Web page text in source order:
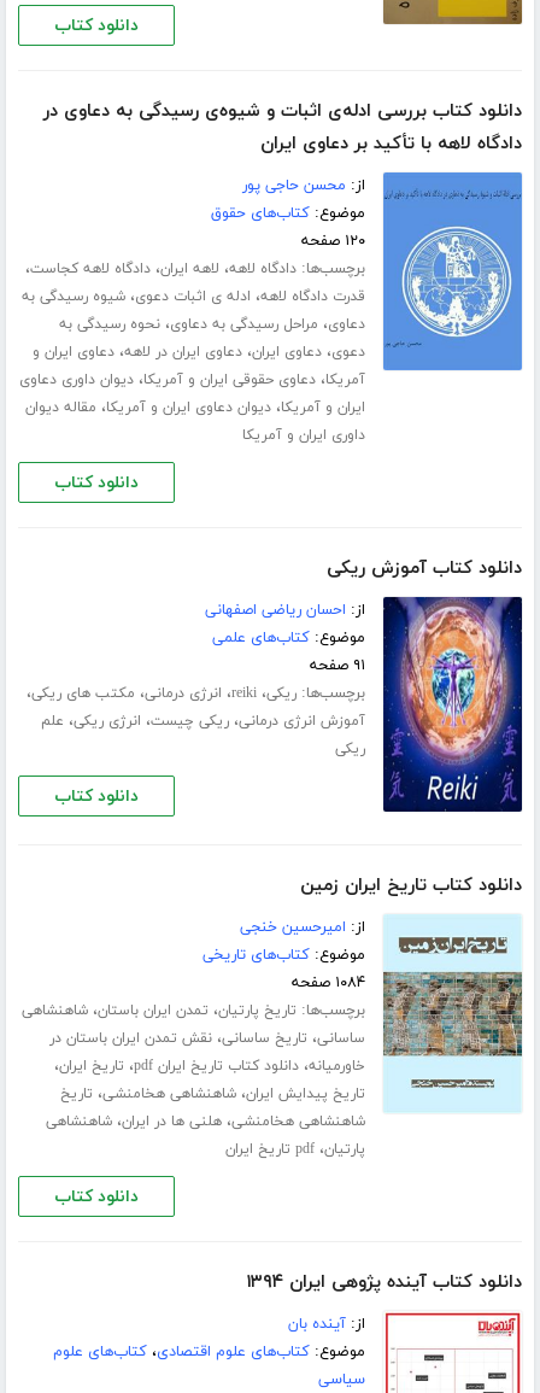
دانلود کتاب
دانلود کتاب بررسی ادله‌ی اثبات و شیوه‌ی رسیدگی به دعاوی در
دادگاه لاهه با تأکید بر دعاوی ایران
از: محسن حاجی پور
موضوع:کتاب‌های حقوق
۱۲۰ صفحه
برچسب‌ها:دادگاه لاهه، لاهه ایران،دادگاه لاهه کجاست،
قدرت دادگاه لاهه، ادله ی اثبات دعوی،شیوه رسیدگی به
دعاوی، مراحل رسیدگی به دعاوی،نحوه رسیدگی به
دعوی،دعاوی ایران،دعاوی ایران در لاهه،دعاوی ایران و
آمریکا،دعاوی حقوقی ایران و آمریکا،دیوان داوری دعاوی
ایران و آمریکا،دیوان دعاوی ایران و آمریکا، مقاله دیوان
داوری ایران و آمریکا
دانلود کتاب
دانلود کتاب آموزش ریکی
از: احسان ریاضی اصفهانی
موضوع:کتاب‌های علمی
۹۱ صفحه
برچسب‌ها:ریکی،reiki، انرژی درمانی، مکتب های ریکی،
آموزش انرژی درمانی،ریکی چیست، انرژی ریکی، علم
ریکی
دانلود کتاب
دانلود کتاب تاریخ ایران زمین
از: امیرحسین خنجی
موضوع:کتاب‌های تاریخی
۱۰۸۴ صفحه
برچسب‌ها: تاریخ پارتیان، تمدن ایران باستان،شاهنشاهی
ساسانی، تاریخ ساسانی،نقش تمدن ایران باستان در
خاورمیانه،دانلود کتاب تاریخ ایران pdf ، تاریخ ایران،
تاریخ پیدایش ایران،شاهنشاهی هخامنشی، تاریخ
شاهنشاهی هخامنشی،هلنی ها در ایران،شاهنشاهی
پارتیان،pdf تاریخ ایران
دانلود کتاب
دانلود کتاب آینده پژوهی ایران ۱۳۹۴
از:آینده بان
موضوع:کتاب‌های علوم اقتصادی،کتاب‌های علوم
سیاسی